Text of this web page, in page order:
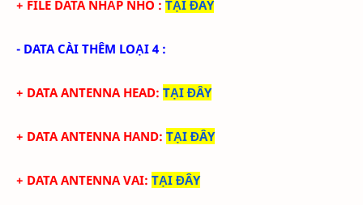
+ FILE DATA NHẤP NHÔ : TẠI ĐÂY
- DATA CÀI THÊM LOẠI 4 :
+ DATA ANTENNA HEAD: TẠI ĐÂY
+ DATA ANTENNA HAND: TẠI ĐÂY
+ DATA ANTENNA VAI: TẠI ĐÂY